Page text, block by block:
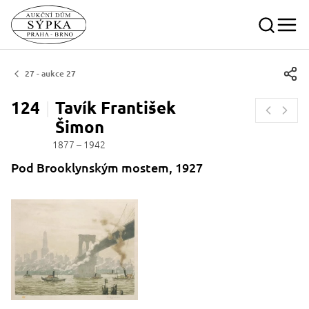
27 - aukce 27
124
Tavík František
Šimon
1877 – 1942
Pod Brooklynským mostem, 1927